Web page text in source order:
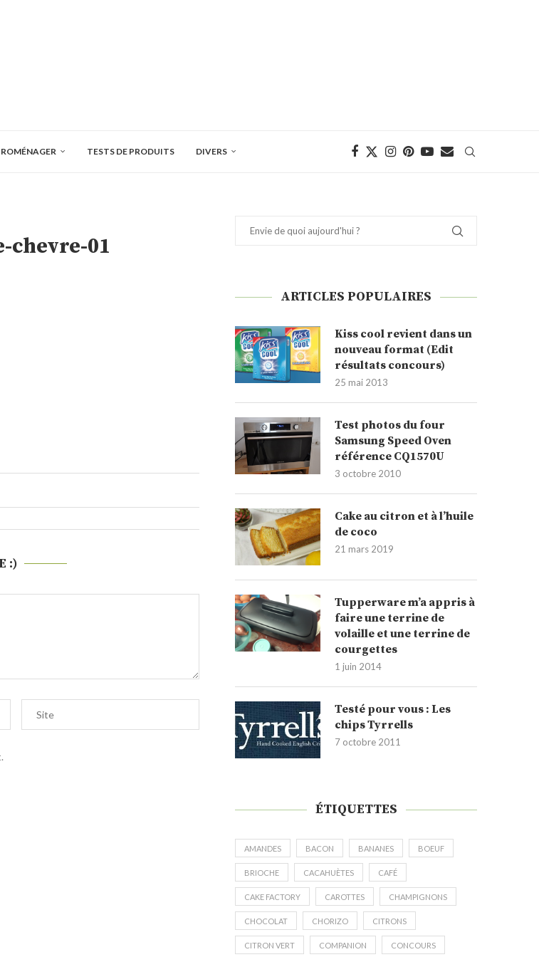
TESTS DE PRODUITS DIVERS
chevre-01
:)
ARTICLES POPULAIRES
Kiss cool revient dans un
nouveau format (Edit
résultats concours)
25 mai 2013
Test photos du four
Samsung Speed Oven
référence CQ1570U
3 octobre 2010
Cake au citron et à l’huile
de coco
21 mars 2019
Tupperware m’a appris à
faire une terrine de
volaille et une terrine de
courgettes
1 juin 2014
Testé pour vous : Les
chips Tyrrells
7 octobre 2011
ÉTIQUETTES
AMANDES BACON BANANES BOEUF
BRIOCHE CACAHUÈTES CAFÉ
CAKE FACTORY CAROTTES CHAMPIGNONS
CHOCOLAT CHORIZO CITRONS
CITRON VERT COMPANION CONCOURS